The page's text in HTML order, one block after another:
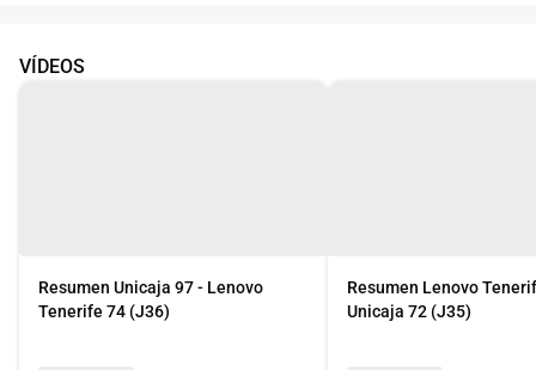
VÍDEOS
Resumen Unicaja 97 - Lenovo
Tenerife 74 (J36)
Resumen Lenovo
Unicaja 72 (J35)